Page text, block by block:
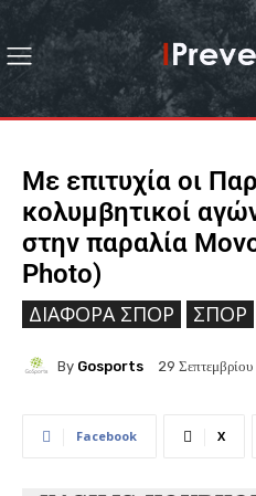
Με επιτυχία οι
κολυμβητικοί
στην παραλία
Photo)
ΔΙΆΦΟΡΑ ΣΠΟΡ ΣΠΟΡ
By Gosports 29
Facebook X